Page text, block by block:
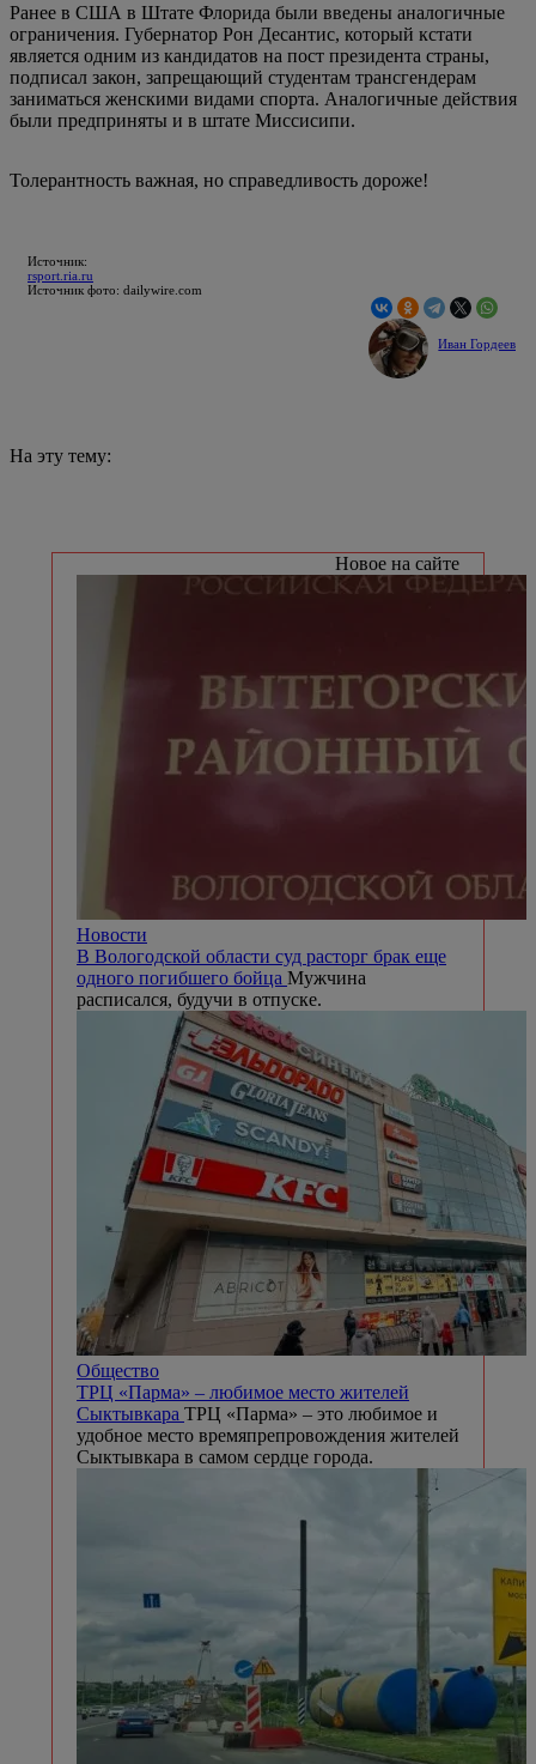
Ранее в США в Штате Флорида были введены аналогичные
ограничения. Губернатор Рон Десантис, который кстати
является одним из кандидатов на пост президента страны,
подписал закон, запрещающий студентам трансгендерам
заниматься женскими видами спорта. Аналогичные действия
были предприняты и в штате Миссисипи.
Толерантность важная, но справедливость дороже!
Источник:
rsport.ria.ru
Источник фото: dailywire.com
Иван Гордеев
На эту тему:
Новое на сайте
Новости
В Вологодской области суд расторг брак еще
одного погибшего бойца Мужчина
расписался, будучи в отпуске.
Общество
ТРЦ «Парма» – любимое место жителей
Сыктывкара ТРЦ «Парма» – это любимое и
удобное место времяпрепровождения жителей
Сыктывкара в самом сердце города.